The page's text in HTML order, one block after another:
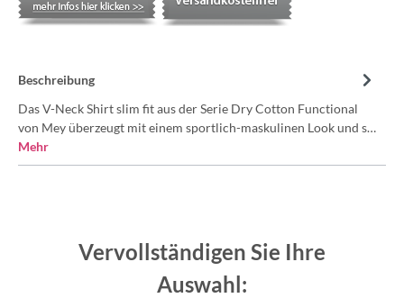
Beschreibung
Das V-Neck Shirt slim fit aus der Serie Dry Cotton Functional
von Mey überzeugt mit einem sportlich-maskulinen Look und s…
Mehr
Vervollständigen Sie Ihre
Auswahl: